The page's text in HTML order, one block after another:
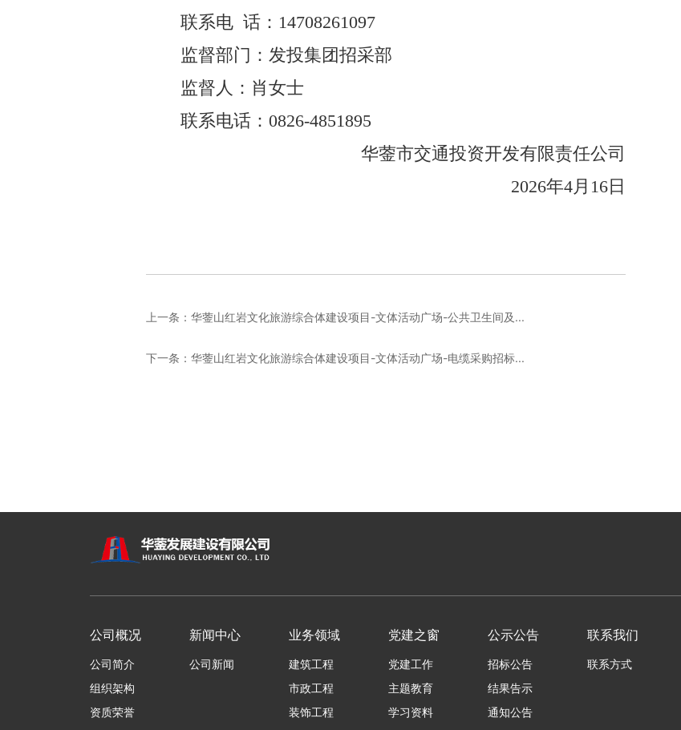
联系电 话： 14708261097
监督部门：发投集团招采部
监督人：肖女士
联系电话：0826-4851895
华蓥市交通投资开发有限责任公司
2026年4月 16日
上一条：华蓥山红岩文化旅游综合体建设项目-文体活动广场-公共卫生间及...
下一条：华蓥山红岩文化旅游综合体建设项目-文体活动广场-电缆采购招标...
公司概况
公司简介
组织架构
资质荣誉
新闻中心
公司新闻
业务领域
建筑工程
市政工程
装饰工程
党建之窗
党建工作
主题教育
学习资料
公示公告
招标公告
结果告示
通知公告
联系我们
联系方式